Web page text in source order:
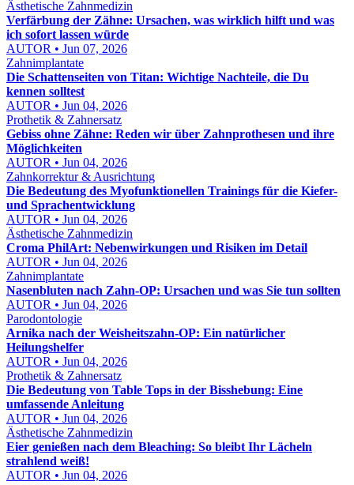
Ästhetische Zahnmedizin
Verfärbung der Zähne: Ursachen, was wirklich hilft und was
ich sofort lassen würde
AUTOR • Jun 07, 2026
Zahnimplantate
Die Schattenseiten von Titan: Wichtige Nachteile, die Du
kennen solltest
AUTOR • Jun 04, 2026
Prothetik & Zahnersatz
Gebiss ohne Zähne: Reden wir über Zahnprothesen und ihre
Möglichkeiten
AUTOR • Jun 04, 2026
Zahnkorrektur & Ausrichtung
Die Bedeutung des Myofunktionellen Trainings für die Kiefer-
und Sprachentwicklung
AUTOR • Jun 04, 2026
Ästhetische Zahnmedizin
Croma PhilArt: Nebenwirkungen und Risiken im Detail
AUTOR • Jun 04, 2026
Zahnimplantate
Nasenbluten nach Zahn-OP: Ursachen und was Sie tun sollten
AUTOR • Jun 04, 2026
Parodontologie
Arnika nach der Weisheitszahn-OP: Ein natürlicher
Heilungshelfer
AUTOR • Jun 04, 2026
Prothetik & Zahnersatz
Die Bedeutung von Table Tops in der Bisshebung: Eine
umfassende Anleitung
AUTOR • Jun 04, 2026
Ästhetische Zahnmedizin
Eier genießen nach dem Bleaching: So bleibt Ihr Lächeln
strahlend weiß!
AUTOR • Jun 04, 2026